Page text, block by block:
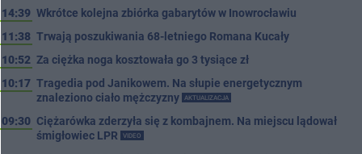
14:39 Wkrótce kolejna zbiórka gabarytów w Inowrocławiu
11:38 Trwają poszukiwania 68-letniego Romana Kucały
10:52 Za ciężka noga kosztowała go 3 tysiące zł
10:17 Tragedia pod Janikowem. Na słupie energetycznym
znaleziono ciało mężczyzny
AKTUALIZACJA
09:30 Ciężarówka zderzyła się z kombajnem. Na miejscu lądował
śmigłowiec LPR
VIDEO